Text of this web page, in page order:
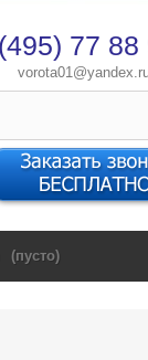
77 88
(пусто)
с вами